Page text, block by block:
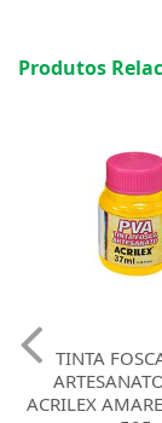
Produtos
TINTA
ACRILEX